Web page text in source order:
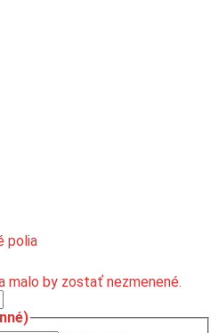
polia
malo by zostať nezmenené.